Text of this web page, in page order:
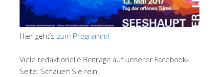
Hier geht’s zum Programm!
Viele redaktionelle Beiträge auf unserer Facebook-
Seite: Schauen Sie rein!